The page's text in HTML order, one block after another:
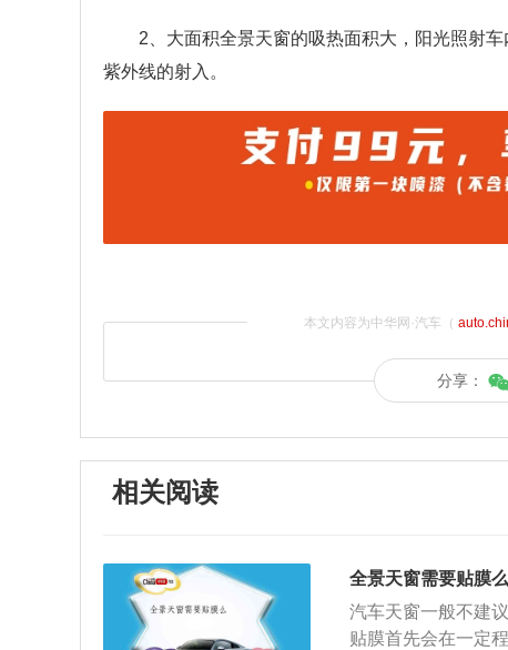
2、大面积全景天窗的吸热面积大，阳光照射
紫外线的射入。
本文内容为中华网·汽车（
分享：
相关阅读
全景天窗需要贴膜么
汽车天窗一般不建
贴膜首先会在一定